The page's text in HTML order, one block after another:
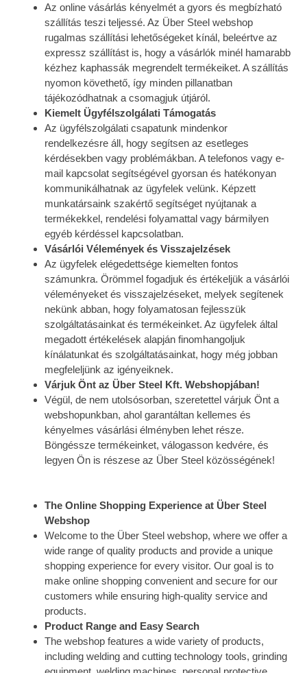
Az online vásárlás kényelmét a gyors és megbízható
szállítás teszi teljessé. Az Über Steel webshop
rugalmas szállítási lehetőségeket kínál, beleértve az
expressz szállítást is, hogy a vásárlók minél hamarabb
kézhez kaphassák megrendelt termékeiket. A szállítás
nyomon követhető, így minden pillanatban
tájékozódhatnak a csomagjuk útjáról.
Kiemelt Ügyfélszolgálati Támogatás
Az ügyfélszolgálati csapatunk mindenkor
rendelkezésre áll, hogy segítsen az esetleges
kérdésekben vagy problémákban. A telefonos vagy e-
mail kapcsolat segítségével gyorsan és hatékonyan
kommunikálhatnak az ügyfelek velünk. Képzett
munkatársaink szakértő segítséget nyújtanak a
termékekkel, rendelési folyamattal vagy bármilyen
egyéb kérdéssel kapcsolatban.
Vásárlói Vélemények és Visszajelzések
Az ügyfelek elégedettsége kiemelten fontos
számunkra. Örömmel fogadjuk és értékeljük a vásárlói
véleményeket és visszajelzéseket, melyek segítenek
nekünk abban, hogy folyamatosan fejlesszük
szolgáltatásainkat és termékeinket. Az ügyfelek által
megadott értékelések alapján finomhangoljuk
kínálatunkat és szolgáltatásainkat, hogy még jobban
megfeleljünk az igényeiknek.
Várjuk Önt az Über Steel Kft. Webshopjában!
Végül, de nem utolsósorban, szeretettel várjuk Önt a
webshopunkban, ahol garantáltan kellemes és
kényelmes vásárlási élményben lehet része.
Böngéssze termékeinket, válogasson kedvére, és
legyen Ön is részese az Über Steel közösségének!
The Online Shopping Experience at Über Steel
Webshop
Welcome to the Über Steel webshop, where we offer a
wide range of quality products and provide a unique
shopping experience for every visitor. Our goal is to
make online shopping convenient and secure for our
customers while ensuring high-quality service and
products.
Product Range and Easy Search
The webshop features a wide variety of products,
including welding and cutting technology tools, grinding